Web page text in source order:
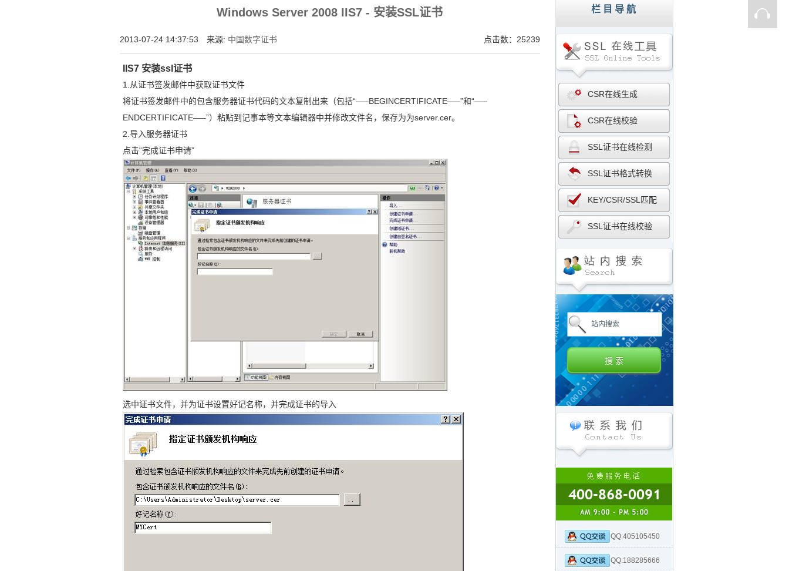
Windows Server 2008 IIS7 - 安装SSL证书
点击数：25239
2013-07-24 14:37:53 来源: 中国数字证书
IIS7 安装ssl证书
1.从证书签发邮件中获取证书文件
将证书签发邮件中的包含服务器证书代码的文本复制出来（包括“—–BEGINCERTIFICATE—–”和“—–
ENDCERTIFICATE—–”）粘贴到记事本等文本编辑器中并修改文件名，保存为为server.cer。
2.导入服务器证书
点击“完成证书申请”
选中证书文件，并为证书设置好记名称，并完成证书的导入
栏目导航
CSR在线生成
CSR在线校验
SSL证书在线检测
SSL证书格式转换
KEY/CSR/SSL匹配
SSL证书在线校验
QQ:405105450
QQ:188285666